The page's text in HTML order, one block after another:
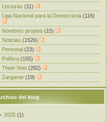
Lecturas (11)
Liga Nacional para la Democracia (116)
Nombres propios (15)
Noticias (1526)
Personal (23)
Política (155)
Thein Sein (282)
Zarganar (19)
del blog
2025 (1)